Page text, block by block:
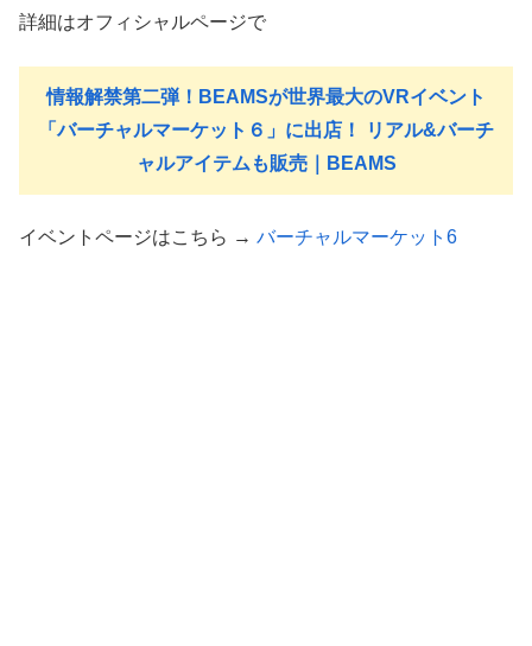
詳細はオフィシャルページで
情報解禁第二弾！BEAMSが世界最大のVRイベント
「バーチャルマーケット６」に出店！ リアル&バーチ
ャルアイテムも販売｜BEAMS
イベントページはこちら → バーチャルマーケット6